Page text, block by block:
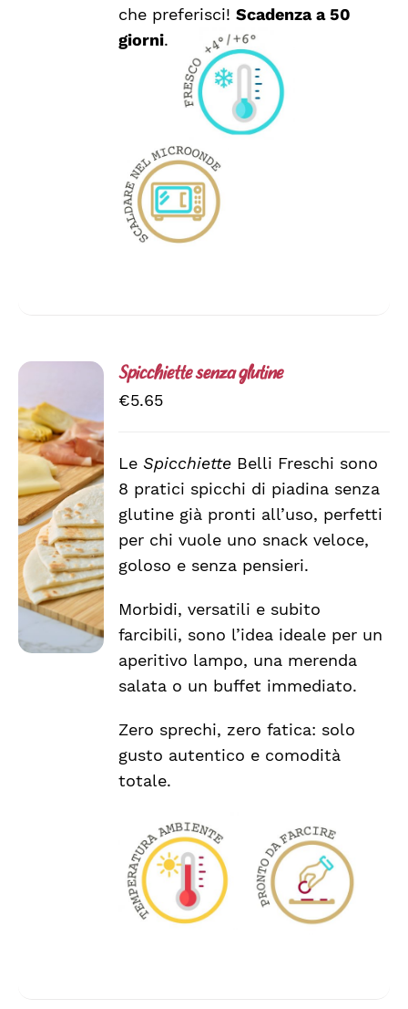
che preferisci!Scadenza a 50
giorni.
AGGIUNGI
AL
CARRELLO
/
DETTAGLI
Spicchiette senza glutine
€5.65
LeSpicchiette Belli Freschi sono
8 pratici spicchi di piadina senza
glutine già pronti all’uso, perfetti
per chi vuole uno snack veloce,
goloso e senza pensieri.
Morbidi, versatili e subito
farcibili, sono l’idea ideale per un
aperitivo lampo, una merenda
salata o un buffet immediato.
Zero sprechi, zero fatica: solo
gusto autentico e comodità
totale.